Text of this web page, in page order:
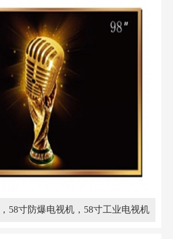
58寸防爆电视机，58寸工业电视机